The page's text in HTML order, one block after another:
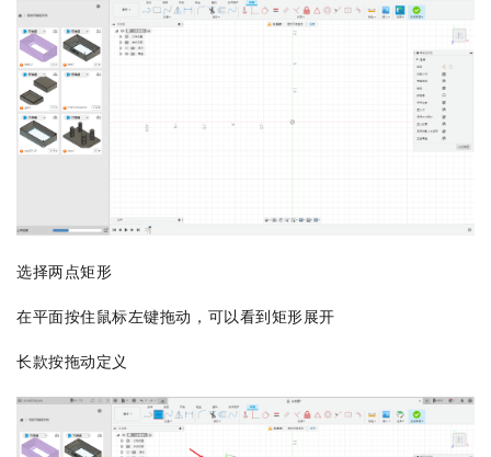
选择两点矩形
在平面按住鼠标左键拖动，可以看到矩形展开
长款按拖动定义